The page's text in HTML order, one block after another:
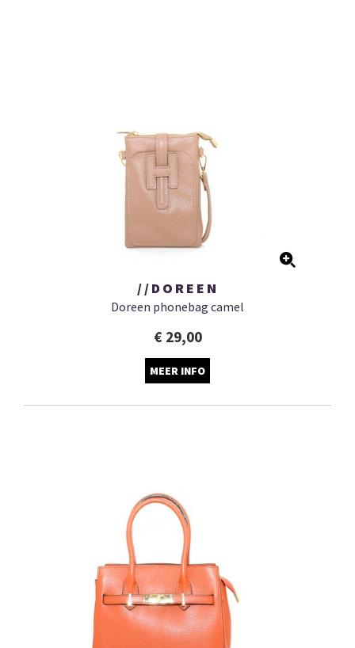
//DOREEN
Doreen phonebag camel
€ 29,00
MEER INFO